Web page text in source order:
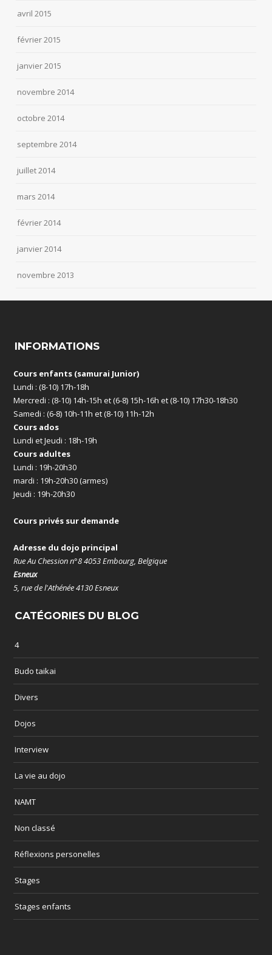
avril 2015
février 2015
janvier 2015
novembre 2014
octobre 2014
septembre 2014
juillet 2014
mars 2014
février 2014
janvier 2014
novembre 2013
INFORMATIONS
Cours enfants (samurai Junior)
Lundi : (8-10) 17h-18h
Mercredi : (8-10) 14h-15h et (6-8) 15h-16h et (8-10) 17h30-18h30
Samedi : (6-8) 10h-11h et (8-10) 11h-12h
Cours ados
Lundi et Jeudi : 18h-19h
Cours adultes
Lundi : 19h-20h30
mardi : 19h-20h30 (armes)
Jeudi : 19h-20h30
Cours privés sur demande
Adresse du dojo principal
Rue Au Chession n°8 4053 Embourg, Belgique
Esneux
5, rue de l'Athénée 4130 Esneux
CATÉGORIES DU BLOG
4
Budo taikai
Divers
Dojos
Interview
La vie au dojo
NAMT
Non classé
Réflexions personelles
Stages
Stages enfants